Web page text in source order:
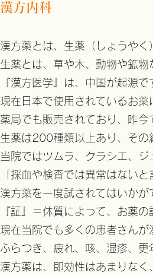
​​漢方内科
漢方薬とは、生薬（しょうやく
生薬とは、草や木、動物や鉱物
『漢方医学』は、中国が起源で
現在日本で使用されているお薬
薬局でも販売されており、昨今
生薬は200種類以上あり、その
当院ではツムラ、クラシエ、ジ
「採血や検査では異常はない
漢方薬を一度試されてはいかが
『証』＝体質によって、お薬の
現在当院でも多くの患者さんが
ふらつき、疲れ、咳、湿疹、更
漢方薬は、即効性はあまりなく